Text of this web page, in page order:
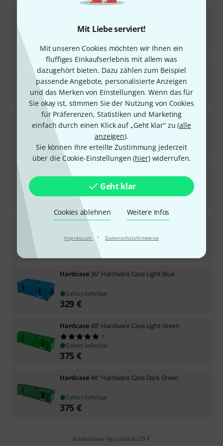
Mit Liebe serviert!
Mit unseren Cookies möchten wir Ihnen ein
fluffiges Einkaufserlebnis mit allem was
dazugehört bieten. Dazu zählen zum Beispiel
passende Angebote, personalisierte Anzeigen
und das Merken von Einstellungen. Wenn das für
Sie okay ist, stimmen Sie der Nutzung von Cookies
für Präferenzen, Statistiken und Marketing
einfach durch einen Klick auf „Geht klar“ zu (alle
anzeigen).
Sie können Ihre erteilte Zustimmung jederzeit
über die Cookie-Einstellungen (hier) widerrufen.
Geht klar
Cookies ablehnen Weitere Infos
Impressum · Datenschutzhinweise
1
Sofort lieferbar
Hardcase 36" Hardware Case Purple
Auf Anfrage
329€
Hardcase 36" Hardware Case Orange
1
Sofort lieferbar
319 €
Hardcase
Sofort lieferbar
375€
Hardcase36" Hardware Case White
Sofort lieferbar
Hardcase 36" Hardware Case Light Blue
Sofort lieferbar
329 €
Hardcase48" Hardware Case Light Green
1
Sofort lieferbar
375 €
Hardcase48" Hardware Case Dark Green
Sofort lieferbar
375 €
Kostenloser Versand ab 29 €